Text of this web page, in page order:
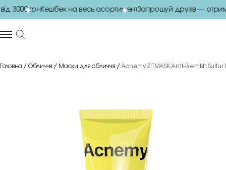
3000 грнКешбек на весь асортиментЗапрошуй друзів —
Головна Обличчя Маски для обличчя Acnemy ZITMASK Anti-Blemish